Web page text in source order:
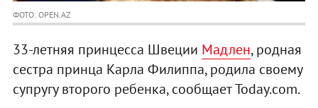
ФОТО: OPEN.AZ
33-летняя принцесса Швеции Мадлен, родная
сестра принца Карла Филиппа, родила своему
супругу второго ребенка, сообщает Today.com.